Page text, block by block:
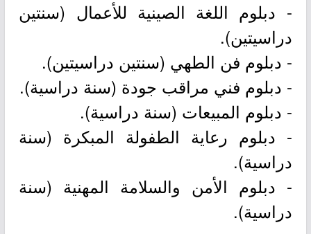
- دبلوم اللغة الصينية للأعمال (سنتين
دراسيتين).
- دبلوم فن الطهي (سنتين دراسيتين).
- دبلوم فني مراقب جودة (سنة دراسية).
- دبلوم المبيعات (سنة دراسية).
- دبلوم رعاية الطفولة المبكرة (سنة
دراسية).
- دبلوم الأمن والسلامة المهنية (سنة
دراسية).